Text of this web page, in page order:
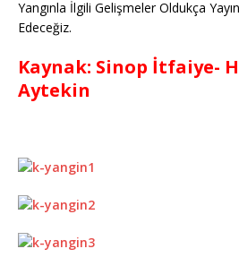
Yangınla İlgili Gelişmeler Oldukça
Edeceğiz.
Kaynak: Sinop İtfaiye-
Aytekin